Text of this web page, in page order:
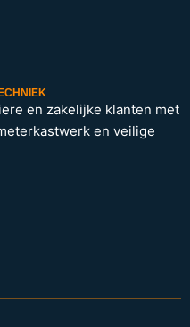
en zakelijke klanten met
en veilige